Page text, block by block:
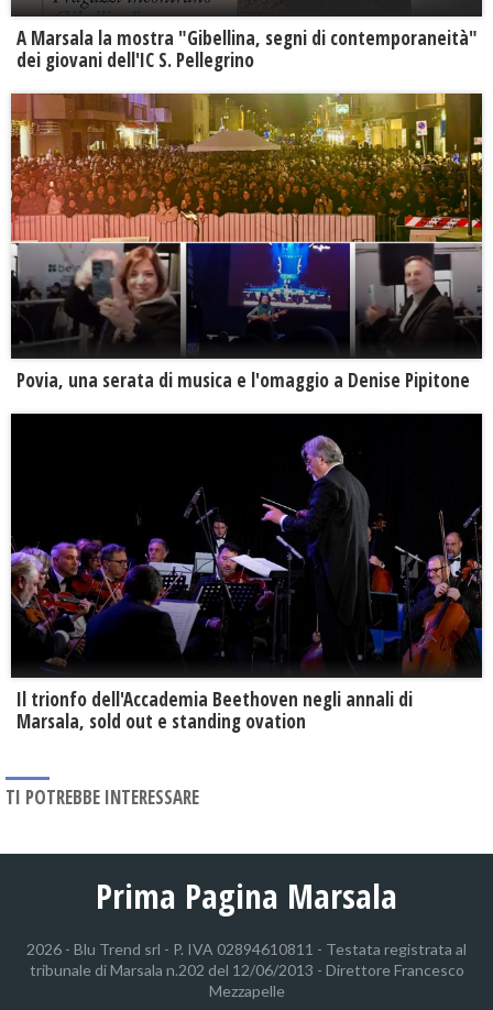
A Marsala la mostra "Gibellina, segni di contemporaneità"
dei giovani dell'IC S. Pellegrino
Povia, una serata di musica e l'omaggio a Denise Pipitone
Il trionfo dell'Accademia Beethoven negli annali di
Marsala, sold out e standing ovation
TI POTREBBE INTERESSARE
Prima Pagina Marsala
2026 - Blu Trend srl - P. IVA 02894610811 - Testata registrata al
tribunale di Marsala n.202 del 12/06/2013 - Direttore Francesco
Mezzapelle